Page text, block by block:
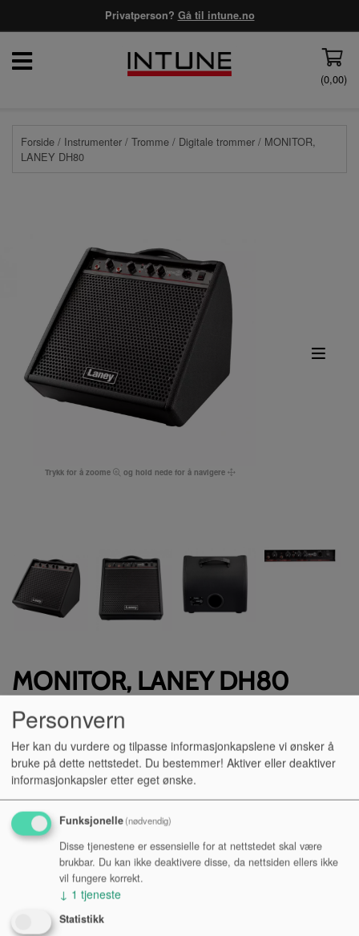
Privatperson? Gå til intune.no
(0,00)
Forside / Instrumenter / Tromme / Digitale trommer / MONITOR,
LANEY DH80
Trykk for å zoome og hold nede for å navigere
MONITOR, LANEY DH80
Det nyeste produktet i V-Drums personal-monitor familien
er PM-03. Denne plassbesparende, slanke og stilfulle
monitoren tilføyer en ny lyd-dimensjon for V-Drums
trommeslagere. Det er det første 2.1-kanals monitor i PM-
serien, og gir en ren og klar stereolyd mens den også
dekker de helt dype frekvenser. PM-03 forbedrer din
personlige V-Drums session og gir full frekvensdekning fra
de dypeste stortrommer til de høyfrekvente cymbalene. Det
er den perfekte match til dine Roland V-Drums.
Personvern
Her kan du vurdere og tilpasse informasjonkapslene vi ønsker å
bruke på dette nettstedet. Du bestemmer! Aktiver eller deaktiver
informasjonkapsler etter eget ønske.
Funksjonelle(nødvendig)
Disse tjenestene er essensielle for at nettstedet skal være
brukbar. Du kan ikke deaktivere disse, da nettsiden ellers ikke
vil fungere korrekt.
↓ 1 tjeneste
Statistikk